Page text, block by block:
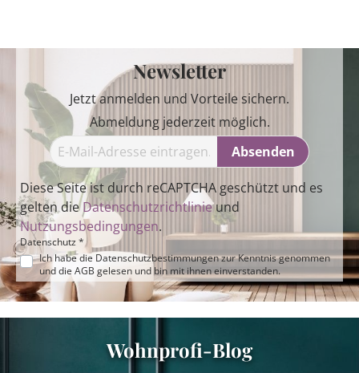
Newsletter
Jetzt anmelden und Vorteile sichern.
Abmeldung jederzeit möglich.
Absenden
Diese Seite ist durch reCAPTCHA geschützt und es
gelten dieDatenschutzrichtlinieund
Nutzungsbedingungen.
Datenschutz *
Ich habe die Datenschutzbestimmungenzur Kenntnis genommen
und die AGB gelesen und bin mit ihnen einverstanden.
Wohnprofi-Blog